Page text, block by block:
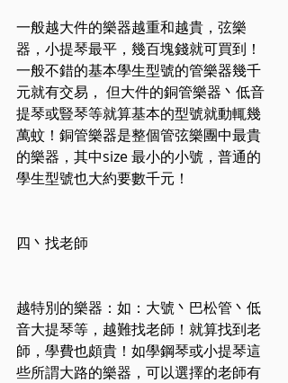
一般越大件的樂器越重和越貴，弦樂
器，小提琴最平，幾百塊錢就可買到！
一般不錯的基本學生型號的管樂器幾千
元就有交易， 但大件的銅管樂器丶低音
提琴或豎琴等就算基本的型號就動輒幾
萬蚊！銅管樂器是整個管弦樂團中最貴
的樂器，其中size 最小的小號，普通的
學生型號也大約要數千元！
四丶找老師
越特別的樂器：如：大號丶巴松管丶低
音大提琴等，越難找老師！就算找到老
師，學費也頗貴！如學鋼琴或小提琴這
些所謂大路的樂器，可以選擇的老師有